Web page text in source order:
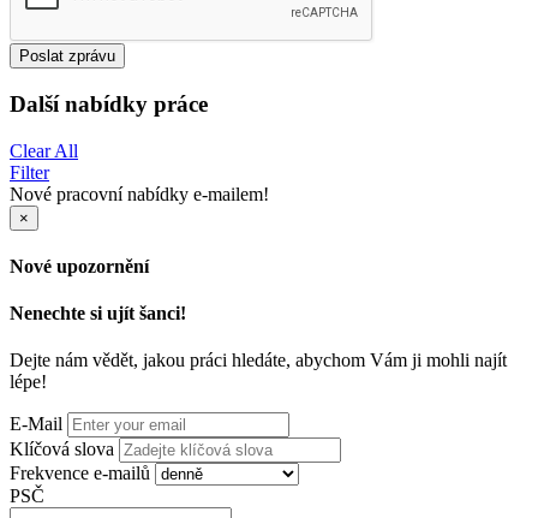
Poslat zprávu
Další nabídky práce
Clear All
Filter
Nové pracovní nabídky e-mailem!
×
Nové upozornění
Nenechte si ujít šanci!
Dejte nám vědět, jakou práci hledáte, abychom Vám ji mohli najít
lépe!
E-Mail
Klíčová slova
Frekvence e-mailů
PSČ